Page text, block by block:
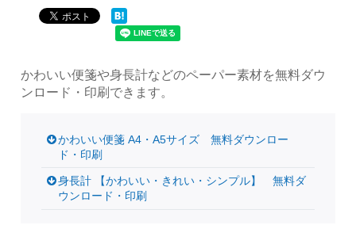
かわいい便箋や身長計などのペーパー素材を無料ダウ
ンロード・印刷できます。
かわいい便箋 A4・A5サイズ 無料ダウンロー
ド・印刷
身長計 【かわいい・きれい・シンプル】 無料ダ
ウンロード・印刷